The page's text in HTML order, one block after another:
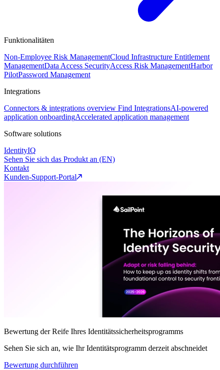
Funktionalitäten
Non-Employee Risk ManagementCloud Infrastructure Entitlement
ManagementData Access SecurityAccess Risk ManagementHarbor
PilotPassword Management
Integrations
Connectors & integrations overview Find IntegrationsAI-powered
application onboardingAccelerated application management
Software solutions
IdentityIQ
Sehen Sie sich das Produkt an (EN)
Kontakt
Kunden-Support-Portal
Bewertung der Reife Ihres Identitätssicherheitsprogramms
Sehen Sie sich an, wie Ihr Identitätsprogramm derzeit abschneidet
Bewertung durchführen